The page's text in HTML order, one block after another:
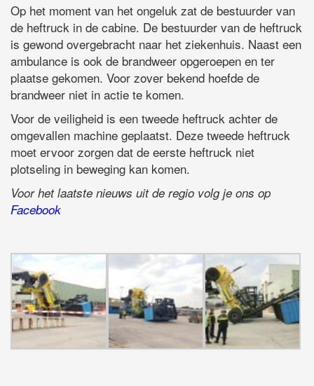
Op het moment van het ongeluk zat de bestuurder van
de heftruck in de cabine. De bestuurder van de heftruck
is gewond overgebracht naar het ziekenhuis. Naast een
ambulance is ook de brandweer opgeroepen en ter
plaatse gekomen. Voor zover bekend hoefde de
brandweer niet in actie te komen.
Voor de veiligheid is een tweede heftruck achter de
omgevallen machine geplaatst. Deze tweede heftruck
moet ervoor zorgen dat de eerste heftruck niet
plotseling in beweging kan komen.
Voor het laatste nieuws uit de regio volg je ons op
Facebook